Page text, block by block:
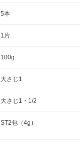
5本
1片
100g
大さじ1
大さじ1・1/2
ST2包（4g）